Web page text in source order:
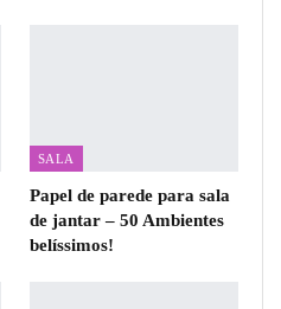
SALA
Papel de parede para sala
de jantar – 50 Ambientes
belíssimos!